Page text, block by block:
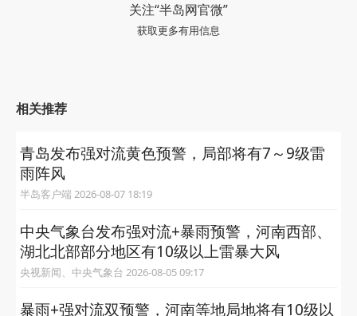
关注“半岛网官微”
获取更多有用信息
相关推荐
青岛发布强对流黄色预警，局部将有7～9级雷
雨阵风
半岛客户端 2026-08-07 18:19
中央气象台发布强对流+暴雨预警，河南西部、
湖北北部部分地区有10级以上雷暴大风
央视新闻、中央气象台 2026-08-05 09:17
暴雨+强对流双预警，河南等地局地将有10级以